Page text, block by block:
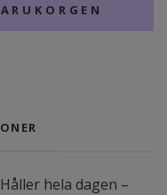
hela dagen –